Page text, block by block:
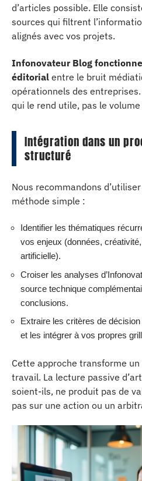
d’articles possible. Elle
sources qui filtrent
alignés avec vos projets.
Infonovateur Blog
éditorial entre le bruit
opérationnels des
qui le rend utile, pas le
Intégration dans un
structuré
Nous recommandons
méthode simple :
Identifier les thématiques
vos enjeux (données,
artificielle).
Croiser les analyses
source technique
conclusions.
Extraire les critères de
et les intégrer à vos propres
Cette approche transforme
travail. La lecture passive
soient-ils, ne produit pas de
pas sur une action ou un